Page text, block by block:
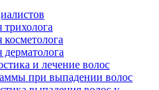
трихолога
косметолога
дерматолога
и лечение волос
при выпадении волос